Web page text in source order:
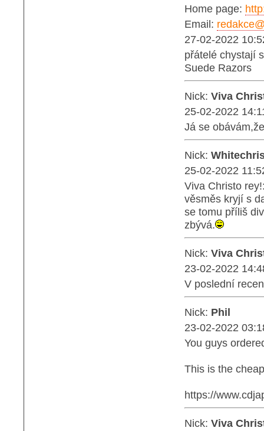
Home page:
Email:
27-02-2022
přátelé chystají
Suede Razors
Nick: Viva
25-02-2022
Já se
Nick:
25-02-2022
Viva Christo
věsměs kryjí s
se tomu příliš
zbývá.
Nick: Viva
23-02-2022
V poslední
Nick: Phil
23-02-2022
You guys
This is the
https://
Nick: Viva